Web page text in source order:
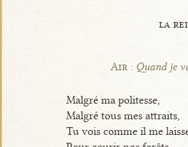
la
Air : Quand je
Malgré ma politesse,
Malgré tous mes attraits,
Tu vois comme il me